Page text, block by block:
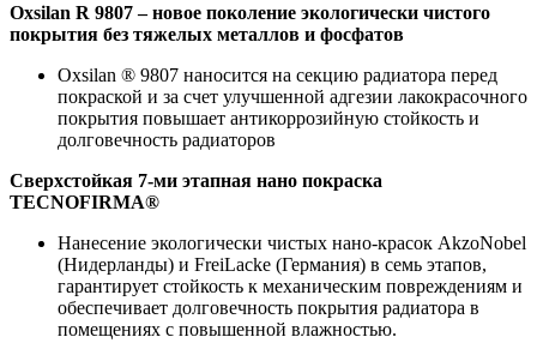
Oxsilan R 9807 – новое поколение экологически чистого
покрытия без тяжелых металлов и фосфатов
Oxsilan ® 9807 наносится на секцию радиатора перед
покраской и за счет улучшенной адгезии лакокрасочного
покрытия повышает антикоррозийную стойкость и
долговечность радиаторов
Сверхстойкая 7-ми этапная нано покраска
TECNOFIRMA®
Нанесение экологически чистых нано-красок AkzoNobel
(Нидерланды) и FreiLacke (Германия) в семь этапов,
гарантирует стойкость к механическим повреждениям и
обеспечивает долговечность покрытия радиатора в
помещениях с повышенной влажностью.